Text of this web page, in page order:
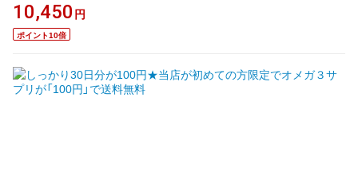
10,450 円
ポイント10倍